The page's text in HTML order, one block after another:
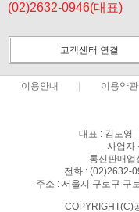
(02)2632-0946(대표)
고객센터 연결
이용안내 이용약관
대표 : 김도영
사업자
통신판매업
전화 : (02)2632-
주소 : 서울시 구로구 구
COPYRIGHT(C)